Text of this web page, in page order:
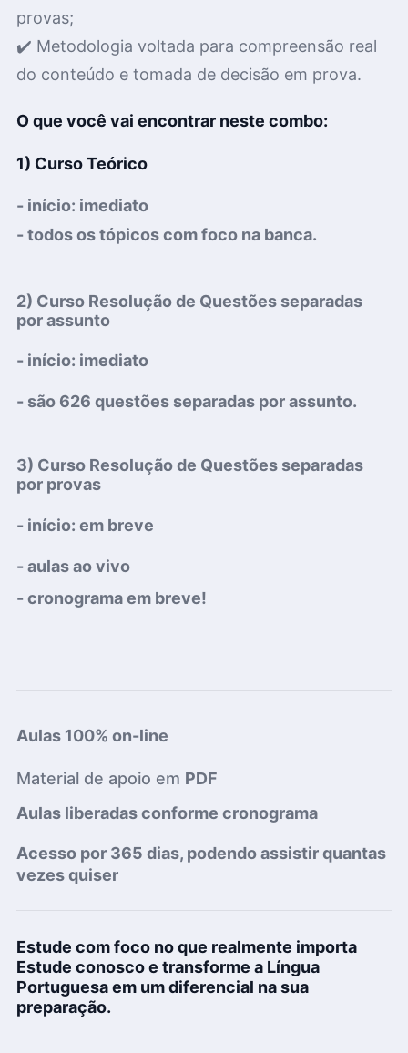
provas;
✔️ Metodologia voltada para compreensão real
do conteúdo e tomada de decisão em prova.
O que você vai encontrar neste combo:
1) Curso Teórico
- início: imediato
- todos os tópicos com foco na banca.
2) Curso Resolução de Questões separadas
por assunto
- início: imediato
- são 626 questões separadas por assunto.
3) Curso Resolução de Questões separadas
por provas
- início: em breve
- aulas ao vivo
- cronograma em breve!
Aulas 100% on-line
Material de apoio em PDF
Aulas liberadas conforme cronograma
Acesso por 365 dias, podendo assistir quantas
vezes quiser
Estude com foco no que realmente importa
Estude conosco e transforme a Língua
Portuguesa em um diferencial na sua
preparação.